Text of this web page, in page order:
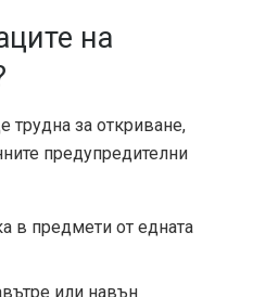
на
за откриване,
предупредителни
в предмети от едната
или навън